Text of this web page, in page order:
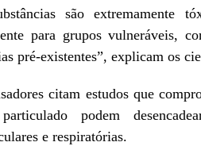
são
para grupos vulneráveis,
pré-existentes”, explicam os
citam estudos que
podem
e respiratórias.